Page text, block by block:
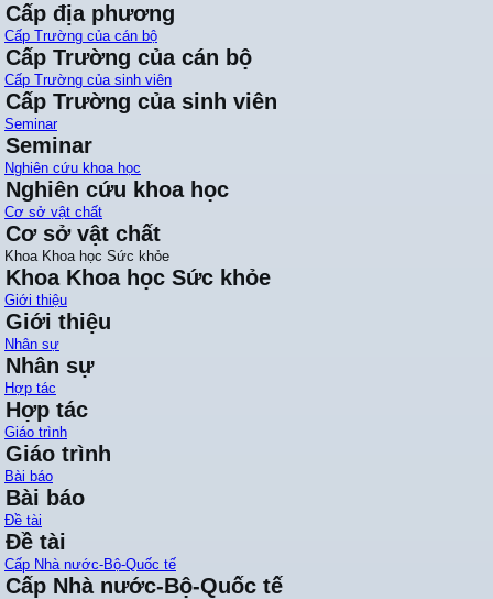
Cấp địa phương
Cấp Trường của cán bộ
Cấp Trường của cán bộ
Cấp Trường của sinh viên
Cấp Trường của sinh viên
Seminar
Seminar
Nghiên cứu khoa học
Nghiên cứu khoa học
Cơ sở vật chất
Cơ sở vật chất
Khoa Khoa học Sức khỏe
Khoa Khoa học Sức khỏe
Giới thiệu
Giới thiệu
Nhân sự
Nhân sự
Hợp tác
Hợp tác
Giáo trình
Giáo trình
Bài báo
Bài báo
Đề tài
Đề tài
Cấp Nhà nước-Bộ-Quốc tế
Cấp Nhà nước-Bộ-Quốc tế